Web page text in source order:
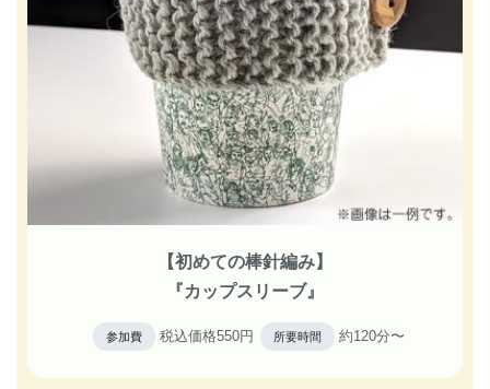
【初めての棒針編み】
『カップスリーブ』
参加費 税込価格550円 所要時間 約120分〜